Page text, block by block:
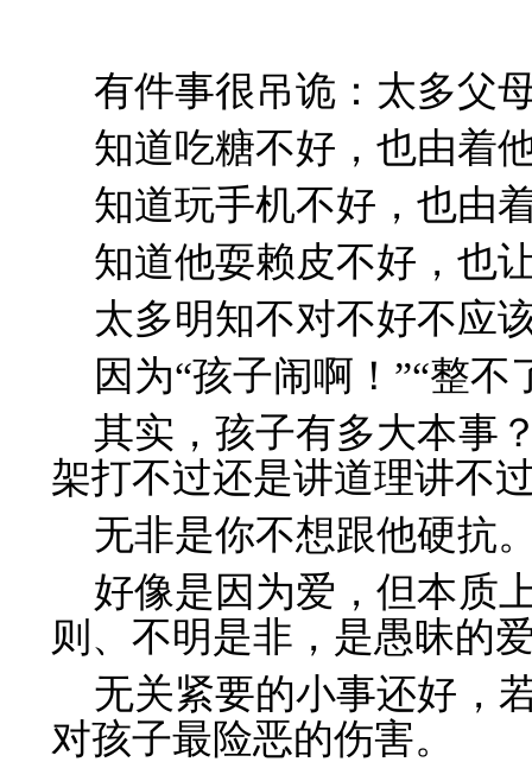
有件事很吊诡：太多父
知道吃糖不好，也由着
知道玩手机不好，也由
知道他耍赖皮不好，
太多明知不对不好不应
因为“孩子闹啊！”“整不
其实，孩子有多大本事
架打不过还是讲道理讲不
无非是你不想跟他硬抗
好像是因为爱，但本质
则、不明是非，是愚昧的
无关紧要的小事还好，
对孩子最险恶的伤害。